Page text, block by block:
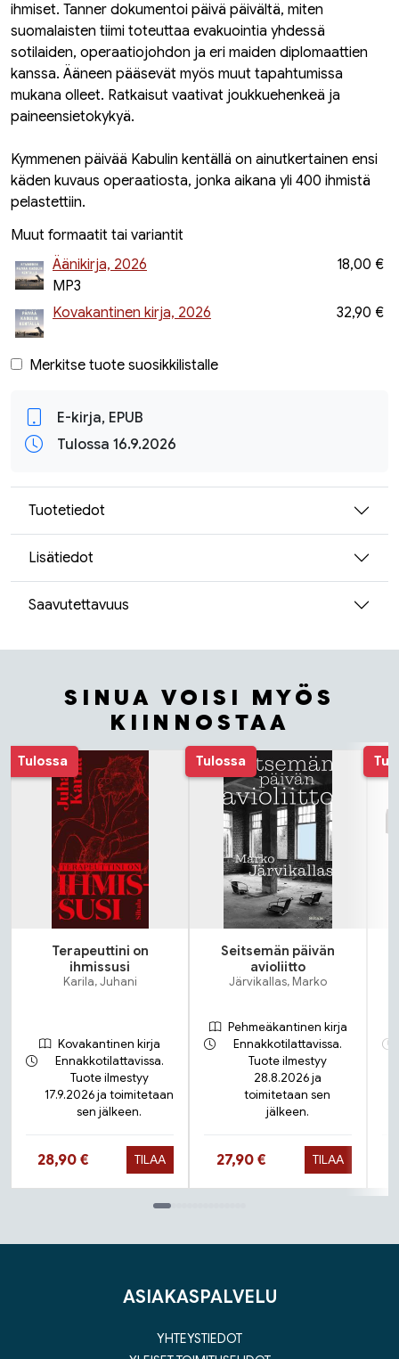
ihmiset. Tanner dokumentoi päivä päivältä, miten
suomalaisten tiimi toteuttaa evakuointia yhdessä
sotilaiden, operaatiojohdon ja eri maiden diplomaattien
kanssa. Ääneen pääsevät myös muut tapahtumissa
mukana olleet. Ratkaisut vaativat joukkuehenkeä ja
paineensietokykyä.
Kymmenen päivää Kabulin kentällä on ainutkertainen ensi
käden kuvaus operaatiosta, jonka aikana yli 400 ihmistä
pelastettiin.
Muut formaatit tai variantit
Äänikirja, 2026
MP3
18,00 €
Kovakantinen kirja, 2026 32,90 €
Merkitse tuote suosikkilistalle
E-kirja, EPUB
Tulossa 16.9.2026
Tuotetiedot
Lisätiedot
Saavutettavuus
SINUA VOISI MYÖS
KIINNOSTAA
Tuoteluettelon alku
Tulossa
Terapeuttini on
ihmissusi
Karila, Juhani
Kovakantinen kirja
Ennakkotilattavissa.
Tuote ilmestyy
17.9.2026 ja toimitetaan
sen jälkeen.
Hinta nyt
28,90 € TILAA
Tulossa
Seitsemän päivän
avioliitto
Järvikallas, Marko
Pehmeäkantinen kirja
Ennakkotilattavissa.
Tuote ilmestyy
28.8.2026 ja
toimitetaan sen
jälkeen.
Hinta nyt
27,90 € TILAA
ASIAKASPALVELU
YHTEYSTIEDOT